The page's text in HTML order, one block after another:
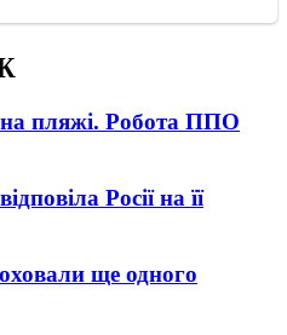
пляжі. Робота ППО
Росії на її
ще одного